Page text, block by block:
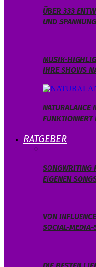
ÜBER 333
ND SPANNUNG
MUSIK-
IHRE SHOWS
NATURALANCE
FUNKTIONIERT
RATGEBER
SONGWRITING
EIGENEN
VON
SOCIAL-MEDIA-